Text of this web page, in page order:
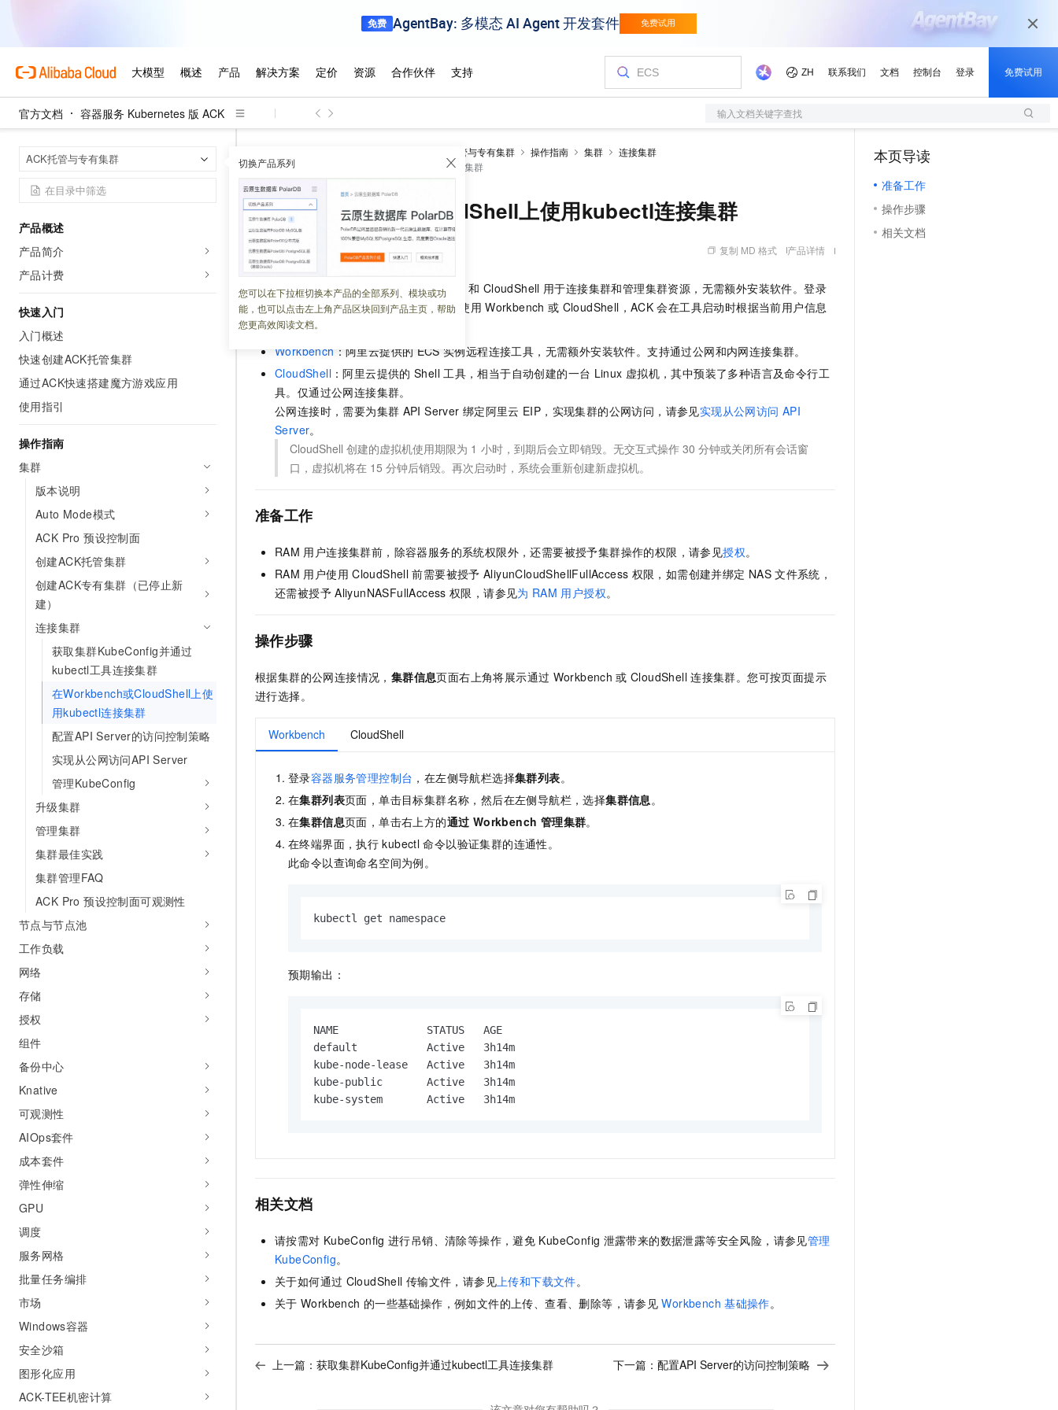
官方文档 容器服务 Kubernetes 版 ACK 输入文档关键字查找
ACK托管与专有集群 切换产品系列
您可以在下拉框切换本产品的全部系列、模块或功
能，也可以点击左上角产品区块回到产品主页，帮助
您更高效阅读文档。
产品概述
产品简介
产品计费
快速入门
入门概述
快速创建ACK托管集群
通过ACK快速搭建魔方游戏应用
使用指引
操作指南
集群
版本说明
Auto Mode模式
ACK Pro 预设控制面
创建ACK托管集群
创建ACK专有集群（已停止新
建）
连接集群
获取集群KubeConfig并通过
kubectl工具连接集群
在Workbench或CloudShell上使
用kubectl连接集群
配置API Server的访问控制策略
实现从公网访问API Server
管理KubeConfig
升级集群
管理集群
集群最佳实践
集群管理FAQ
ACK Pro 预设控制面可观测性
节点与节点池
工作负载
网络
存储
授权
组件
备份中心
Knative
可观测性
AIOps套件
成本套件
弹性伸缩
GPU
调度
服务网格
批量任务编排
市场
Windows容器
安全沙箱
图形化应用
ACK-TEE机密计算
ACK托管与专有集群 操作指南 集群
连接集群
在Workbench或CloudShell上使用kubectl连接集群
在Workbench或CloudShell上使用kubectl连接集群
更新时间：2026-03-23 06:40:06 复制 MD 格式 产品详情
阿里云提供浏览器命令行工具 Workbench 和 CloudShell 用于连接集群和管理集群资源，无需额外安装软件。登录
阿里云控制台后，您可以在任何浏览器内使用 Workbench 或 CloudShell，ACK 会在工具启动时根据当前用户信息
自动加载集群的
Workbench ：阿里云提供的 ECS 实例远程连接工具，无需额外安装软件。支持通过公网和内网连接集群。
CloudShell ：阿里云提供的 Shell 工具，相当于自动创建的一台 Linux 虚拟机，其中预装了多种语言及命令行工
具。仅通过公网连接集群。
公网连接时，需要为集群 API Server 绑定阿里云 EIP，实现集群的公网访问，请参见实现从公网访问 API
Server。
CloudShell 创建的虚拟机使用期限为 1 小时，到期后会立即销毁。无交互式操作 30 分钟或关闭所有会话窗
口，虚拟机将在 15 分钟后销毁。再次启动时，系统会重新创建新虚拟机。
准备工作
RAM 用户连接集群前，除容器服务的系统权限外，还需要被授予集群操作的权限，请参见授权。
RAM 用户使用 CloudShell 前需要被授予 AliyunCloudShellFullAccess 权限，如需创建并绑定 NAS 文件系统，
还需被授予 AliyunNASFullAccess 权限，请参见为 RAM 用户授权。
操作步骤
根据集群的公网连接情况， 集群信息页面右上角将展示通过 Workbench 或 CloudShell 连接集群。您可按页面提示
进行选择。
Workbench CloudShell
登录容器服务管理控制台 ，在左侧导航栏选择集群列表。
在集群列表页面，单击目标集群名称，然后在左侧导航栏，选择集群信息。
在集群信息页面，单击右上方的通过 Workbench 管理集群。
在终端界面，执行 kubectl 命令以验证集群的连通性。
此命令以查询命名空间为例。
kubectl get namespace
预期输出：
NAME              STATUS   AGE
default           Active   3h14m
kube-node-lease   Active   3h14m
kube-public       Active   3h14m
kube-system       Active   3h14m
相关文档
请按需对 KubeConfig 进行吊销、清除等操作，避免 KubeConfig 泄露带来的数据泄露等安全风险，请参见管理
KubeConfig。
关于如何通过 CloudShell 传输文件，请参见上传和下载文件。
关于 Workbench 的一些基础操作，例如文件的上传、查看、删除等，请参见 Workbench 基础操作。
上一篇： 获取集群KubeConfig并通过kubectl工具连接集群 下一篇： 配置API Server的访问控制策略
本页导读
准备工作
操作步骤
相关文档